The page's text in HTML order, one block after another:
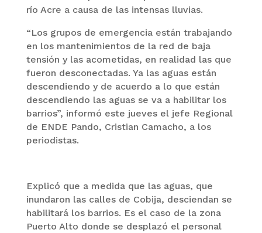
río Acre a causa de las intensas lluvias.
“Los grupos de emergencia están trabajando
en los mantenimientos de la red de baja
tensión y las acometidas, en realidad las que
fueron desconectadas. Ya las aguas están
descendiendo y de acuerdo a lo que están
descendiendo las aguas se va a habilitar los
barrios”, informó este jueves el jefe Regional
de ENDE Pando, Cristian Camacho, a los
periodistas.
Explicó que a medida que las aguas, que
inundaron las calles de Cobija, desciendan se
habilitará los barrios. Es el caso de la zona
Puerto Alto donde se desplazó el personal